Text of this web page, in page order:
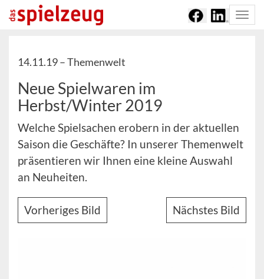
14.11.19 –Themenwelt
Neue Spielwaren im
Herbst/Winter 2019
Welche Spielsachen erobern in der aktuellen
Saison die Geschäfte? In unserer Themenwelt
präsentieren wir Ihnen eine kleine Auswahl
an Neuheiten.
Vorheriges Bild Nächstes Bild